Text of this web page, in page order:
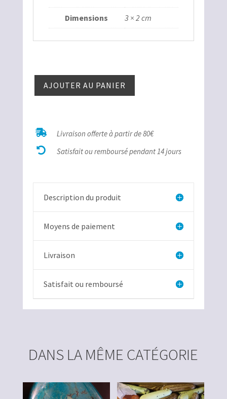
Dimensions 3 × 2 cm
quantité
AJOUTER AU PANIER
 Livraison offerte à partir de 80€
 Satisfait ou remboursé pendant 14 jours
Description du produit
Moyens de paiement
Livraison
Satisfait ou remboursé
DANS LA MÊME CATÉGORIE